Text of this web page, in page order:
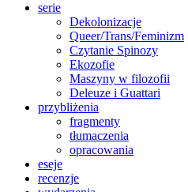
serie
Dekolonizacje
Queer/Trans/Feminizm
Czytanie Spinozy
Ekozofie
Maszyny w filozofii
Deleuze i Guattari
przybliżenia
fragmenty
tłumaczenia
opracowania
eseje
recenzje